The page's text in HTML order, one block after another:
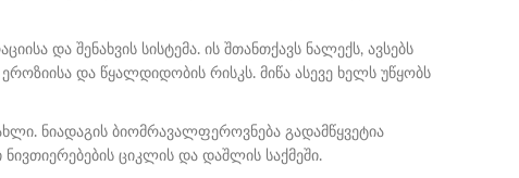
და შენახვის სისტემა. ის შთანთქავს ნალექს, ავსებს
და წყალდიდობის რისკს. მიწა ასევე ხელს უწყობს
ნიადაგის ბიომრავალფეროვნება გადამწყვეტია
ციკლის და დაშლის საქმეში.